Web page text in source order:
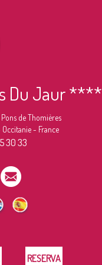
Du Jaur ****
de Thomières
- France
30 33
RESERVA